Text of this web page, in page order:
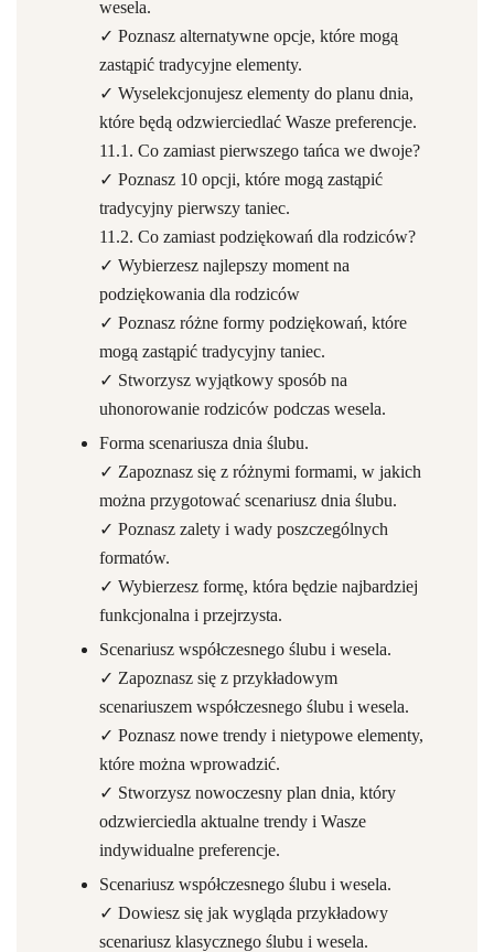
wesela.
✓ Poznasz alternatywne opcje, które mogą
zastąpić tradycyjne elementy.
✓ Wyselekcjonujesz elementy do planu dnia,
które będą odzwierciedlać Wasze preferencje.
11.1. Co zamiast pierwszego tańca we dwoje?
✓ Poznasz 10 opcji, które mogą zastąpić
tradycyjny pierwszy taniec.
11.2. Co zamiast podziękowań dla rodziców?
✓ Wybierzesz najlepszy moment na
podziękowania dla rodziców
✓ Poznasz różne formy podziękowań, które
mogą zastąpić tradycyjny taniec.
✓ Stworzysz wyjątkowy sposób na
uhonorowanie rodziców podczas wesela.
Forma scenariusza dnia ślubu.
✓ Zapoznasz się z różnymi formami, w jakich
można przygotować scenariusz dnia ślubu.
✓ Poznasz zalety i wady poszczególnych
formatów.
✓ Wybierzesz formę, która będzie najbardziej
funkcjonalna i przejrzysta.
Scenariusz współczesnego ślubu i wesela.
✓ Zapoznasz się z przykładowym
scenariuszem współczesnego ślubu i wesela.
✓ Poznasz nowe trendy i nietypowe elementy,
które można wprowadzić.
✓ Stworzysz nowoczesny plan dnia, który
odzwierciedla aktualne trendy i Wasze
indywidualne preferencje.
Scenariusz współczesnego ślubu i wesela.
✓ Dowiesz się jak wygląda przykładowy
scenariusz klasycznego ślubu i wesela.